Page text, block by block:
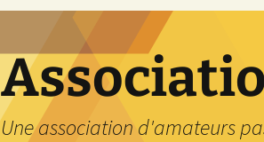
Une association d'amateurs